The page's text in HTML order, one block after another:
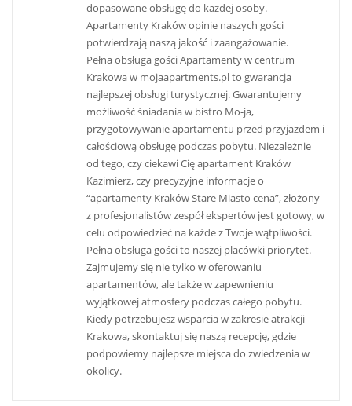
dopasowane obsługę do każdej osoby​.
Apartamenty Kraków opinie naszych gości
potwierdzają naszą jakość i zaangażowanie.
Pełna obsługa gości Apartamenty w centrum
Krakowa w mojaapartments.pl to gwarancja
najlepszej obsługi turystycznej. Gwarantujemy
możliwość śniadania w bistro Mo-ja,
przygotowywanie apartamentu przed przyjazdem i
całościową obsługę podczas pobytu​. Niezależnie
od tego, czy ciekawi Cię apartament Kraków
Kazimierz, czy precyzyjne informacje o
“apartamenty Kraków Stare Miasto cena”, złożony
z profesjonalistów zespół ekspertów jest gotowy, w
celu odpowiedzieć na każde z Twoje wątpliwości.
Pełna obsługa gości to naszej placówki priorytet​.
Zajmujemy się nie tylko w oferowaniu
apartamentów, ale także w zapewnieniu
wyjątkowej atmosfery podczas całego pobytu.
Kiedy potrzebujesz wsparcia w zakresie atrakcji
Krakowa, skontaktuj się naszą recepcję, gdzie
podpowiemy najlepsze miejsca do zwiedzenia w
okolicy.